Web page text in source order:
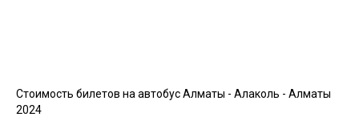
Стоимость билетов на автобус Алматы - Алаколь - Алматы
2024